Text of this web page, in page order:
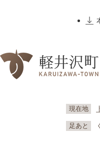
先
現在地
足あと